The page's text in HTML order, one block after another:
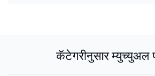
कॅटेगरीनुसार